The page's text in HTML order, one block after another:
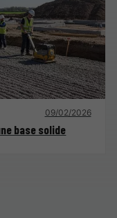
09/02/2026
base solide